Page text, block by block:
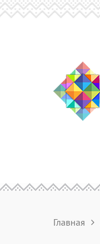
Главная